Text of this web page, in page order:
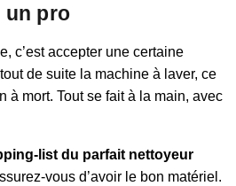
un pro
c’est accepter une certaine
de suite la machine à laver, ce
à mort. Tout se fait à la main, avec
list du parfait nettoyeur
vous d’avoir le bon matériel.